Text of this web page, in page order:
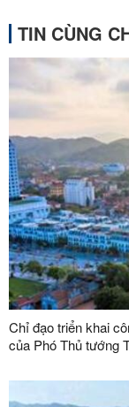
TIN CÙNG
Chỉ đạo triển khai
của Phó Thủ tướng